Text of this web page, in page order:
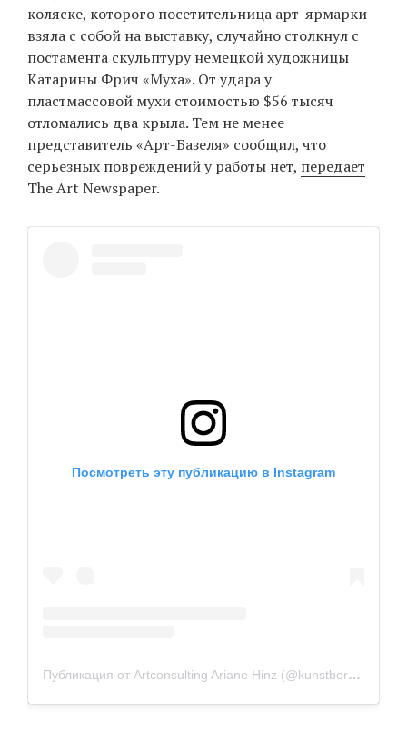
коляске, которого посетительница арт-ярмарки
взяла с собой на выставку, случайно столкнул с
постамента скульптуру немецкой художницы
Катарины Фрич «Муха». От удара у
пластмассовой мухи стоимостью $56 тысяч
отломались два крыла. Тем не менее
представитель «Арт-Базеля» сообщил, что
серьезных повреждений у работы нет, передает
The Art Newspaper.
Посмотреть эту публикацию в Instagram
Публикация от Artconsulting Ariane Hinz (@kunstberatung_wien)